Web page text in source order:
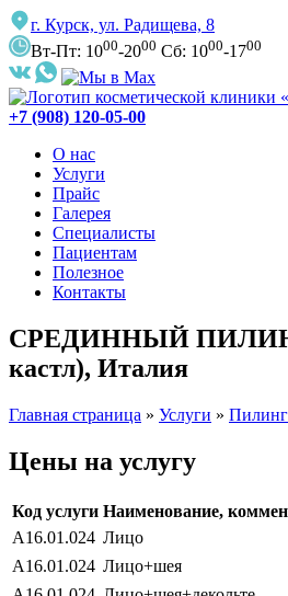
г. Курск, ул. Радищева, 8
Вт-Пт: 1000-2000 Сб: 1000-1700
+7 (908) 120-05-00
О нас
Услуги
Прайс
Галерея
Специалисты
Пациентам
Полезное
Контакты
СРЕДИННЫЙ ПИЛИНГ
кастл), Италия
Главная страница » Услуги »
Цены на услугу
Код услуги Наименование,
A16.01.024 Лицо
A16.01.024 Лицо+шея